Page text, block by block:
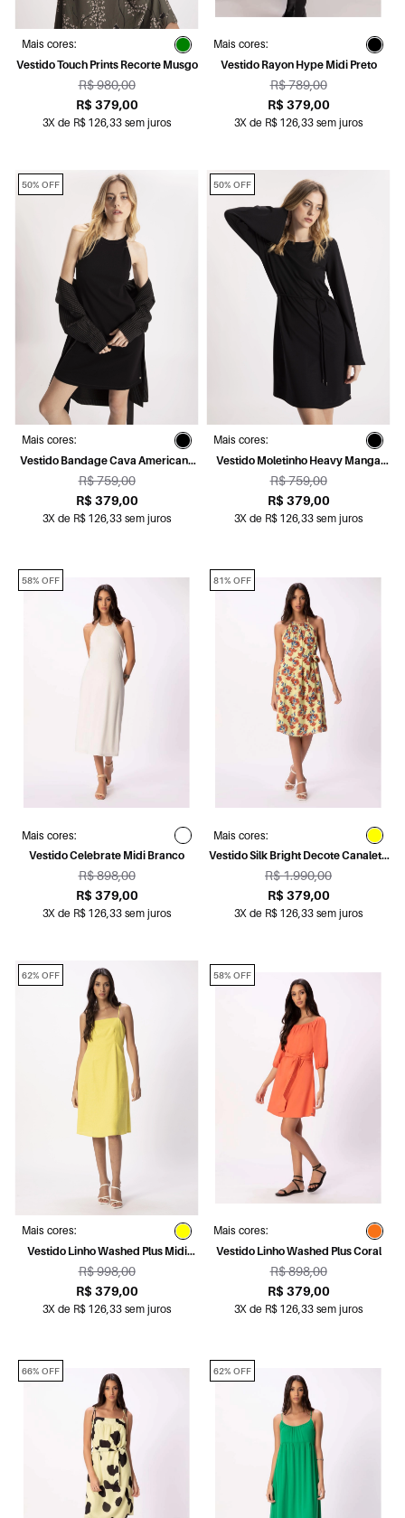
Mais cores:
Vestido Touch Prints Recorte Musgo
R$ 980,00
R$ 379,00
3X de R$ 126,33 sem juros
Mais cores:
Vestido Rayon Hype Midi Preto
R$ 789,00
R$ 379,00
3X de R$ 126,33 sem juros
Mais cores:
Vestido Bandage Cava Americana
Preto
R$ 759,00
R$ 379,00
3X de R$ 126,33 sem juros
50% OFF
Mais cores:
Vestido Moletinho Heavy Manga
Sino Preto
R$ 759,00
R$ 379,00
3X de R$ 126,33 sem juros
50% OFF
Mais cores:
Vestido Celebrate Midi Branco
R$ 898,00
R$ 379,00
3X de R$ 126,33 sem juros
58% OFF
Mais cores:
Vestido Silk Bright Decote Canaleta
Amarelo Limao
R$ 1.990,00
R$ 379,00
3X de R$ 126,33 sem juros
81% OFF
Mais cores:
Vestido Linho Washed Plus Midi
Amarelo
R$ 998,00
R$ 379,00
3X de R$ 126,33 sem juros
62% OFF
Mais cores:
Vestido Linho Washed Plus Coral
R$ 898,00
R$ 379,00
3X de R$ 126,33 sem juros
58% OFF
66% OFF 62% OFF